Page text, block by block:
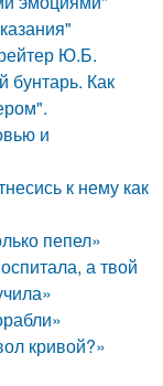
Ю.Б.
Как
и
к нему как
пепел»
а твой
кривой?»